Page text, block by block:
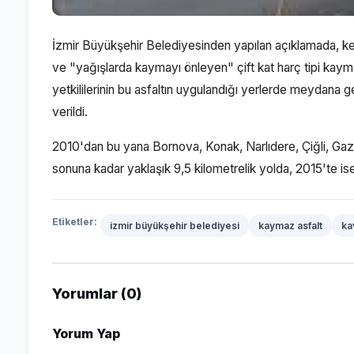
İzmir Büyükşehir Belediyesinden yapılan açıklamada,
ve "yağışlarda kaymayı önleyen" çift kat harç tipi
yetkililerinin bu asfaltın uygulandığı yerlerde meydana
verildi.
2010'dan bu yana Bornova, Konak, Narlıdere, Çiğli,
sonuna kadar yaklaşık 9,5 kilometrelik yolda, 2015'te
Etiketler: izmir büyükşehir belediyesi kaymaz asfalt
Yorumlar (0)
Yorum Yap